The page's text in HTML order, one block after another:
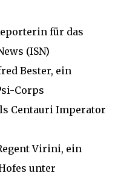
für das
(ISN)
Bester, ein
Corps
Centauri Imperator
Virini, ein
unter